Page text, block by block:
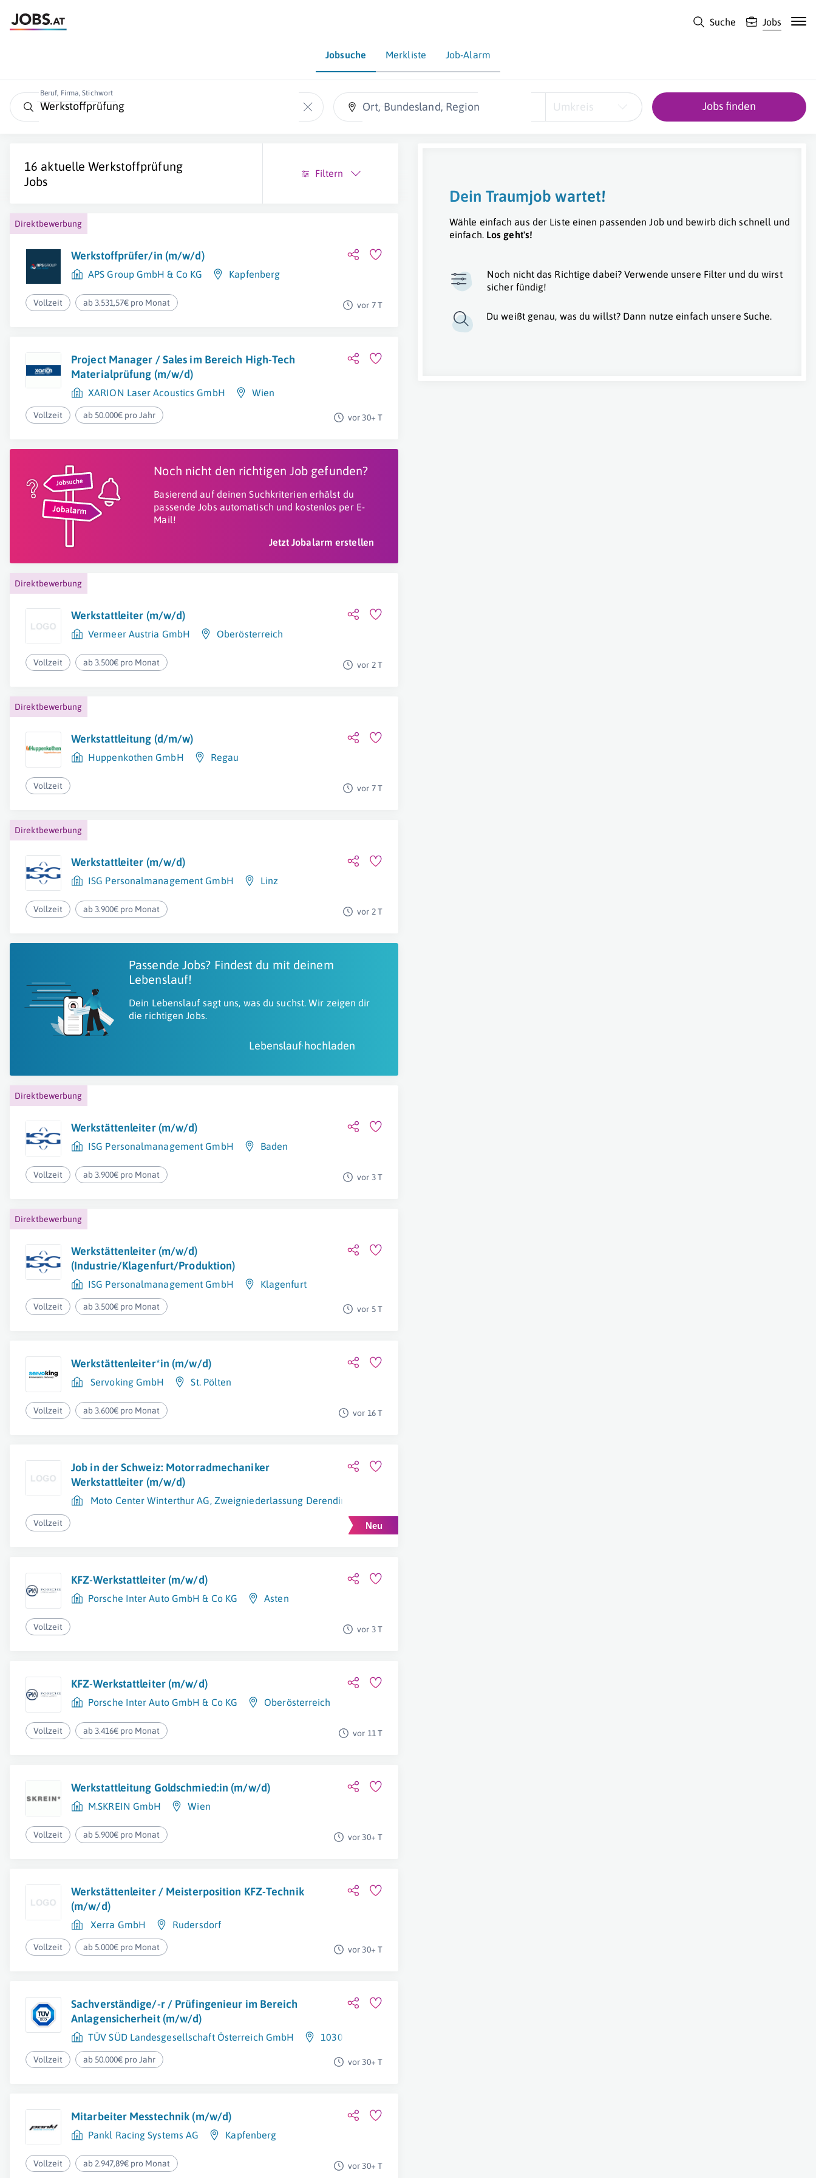
Suche Jobs
Jobsuche Merkliste Job-Alarm
Beruf, Firma, Stichwort
Ort, Bundesland, Region Umkreis Jobs finden
16 aktuelleWerkstoffprüfung
Jobs
Filtern
Direktbewerbung
Werkstoffprüfer/in (m/w/d)
APS Group GmbH & Co KG Kapfenberg
Vollzeit ab 3.531,57€ pro Monat vor 7 T
Project Manager / Sales im Bereich High-Tech
Materialprüfung (m/w/d)
XARION Laser Acoustics GmbH Wien
Vollzeit ab 50.000€ pro Jahr vor 30+ T
Noch nicht den richtigen Job gefunden?
Basierend auf deinen Suchkriterien erhälst du
passende Jobs automatisch und kostenlos per E-
Mail!
Jetzt Jobalarm erstellen
Direktbewerbung
Werkstattleiter (m/w/d)
Vermeer Austria GmbH Oberösterreich
Vollzeit ab 3.500€ pro Monat vor 2 T
Direktbewerbung
Werkstattleitung (d/m/w)
Huppenkothen GmbH Regau
Vollzeit vor 7 T
Direktbewerbung
Werkstattleiter (m/w/d)
ISG Personalmanagement GmbH Linz
Vollzeit ab 3.900€ pro Monat vor 2 T
Passende Jobs? Findest du mit deinem
Lebenslauf!
Dein Lebenslauf sagt uns, was du suchst. Wir zeigen dir
die richtigen Jobs.
Lebenslauf hochladen
Direktbewerbung
Werkstättenleiter (m/w/d)
ISG Personalmanagement GmbH Baden
Vollzeit ab 3.900€ pro Monat vor 3 T
Direktbewerbung
Werkstättenleiter (m/w/d)
(Industrie/Klagenfurt/Produktion)
ISG Personalmanagement GmbH Klagenfurt
Vollzeit ab 3.500€ pro Monat vor 5 T
Werkstättenleiter*in (m/w/d)
Servoking GmbH St. Pölten
Vollzeit ab 3.600€ pro Monat vor 16 T
Job in der Schweiz: Motorradmechaniker
Werkstattleiter (m/w/d)
Moto Center Winterthur AG, Zweigniederlassung Derendingen
Vollzeit
KFZ-Werkstattleiter (m/w/d)
Porsche Inter Auto GmbH & Co KG Asten
Vollzeit vor 3 T
KFZ-Werkstattleiter (m/w/d)
Porsche Inter Auto GmbH & Co KG Oberösterreich
Vollzeit ab 3.416€ pro Monat vor 11 T
Werkstattleitung Goldschmied:in (m/w/d)
M.SKREIN GmbH Wien
Vollzeit ab 5.900€ pro Monat vor 30+ T
Werkstättenleiter / Meisterposition KFZ-Technik
(m/w/d)
Xerra GmbH Rudersdorf
Vollzeit ab 5.000€ pro Monat vor 30+ T
Sachverständige/-r / Prüfingenieur im Bereich
Anlagensicherheit (m/w/d)
TÜV SÜD Landesgesellschaft Österreich GmbH 1030 Wien
Vollzeit ab 50.000€ pro Jahr vor 30+ T
Mitarbeiter Messtechnik (m/w/d)
Pankl Racing Systems AG Kapfenberg
Vollzeit ab 2.947,89€ pro Monat vor 30+ T
Dein Traumjob wartet!
Wähle einfach aus der Liste einen passenden Job und bewirb dich schnell und
einfach. Los geht's!
Noch nicht das Richtige dabei? Verwende unsere Filter und du wirst
sicher fündig!
Du weißt genau, was du willst? Dann nutze einfach unsere Suche.